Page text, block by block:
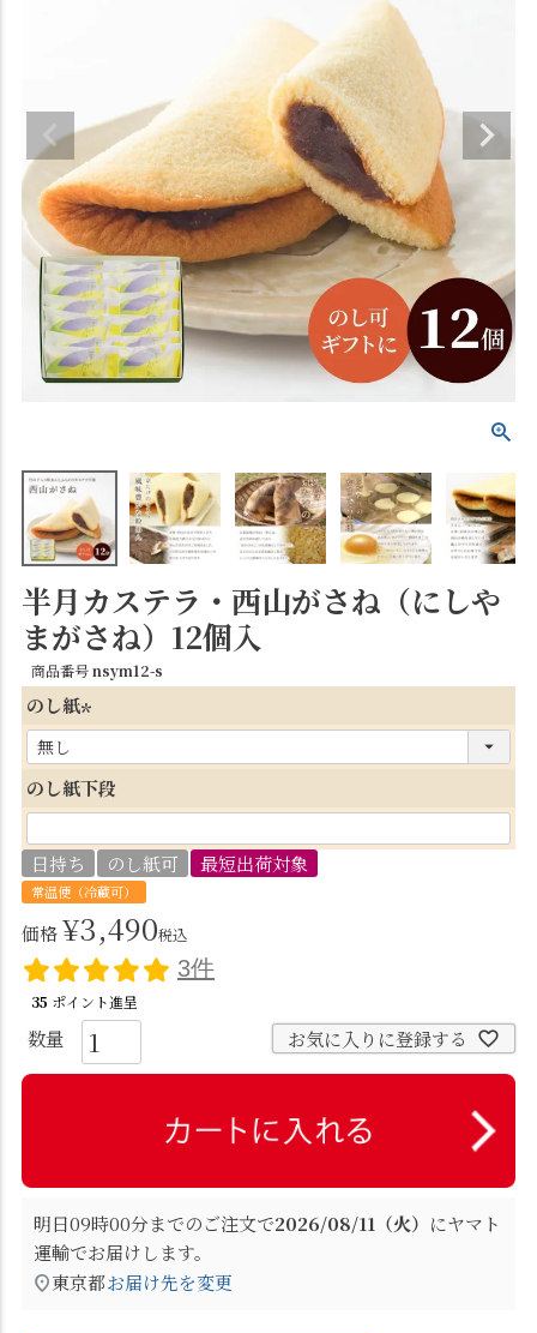
半月カステラ・西山がさね（にしや
まがさね）12個入
商品番号nsym12-s
のし紙
必
須
のし紙下段
日持ち のし紙可 最短出荷対象
常温便（冷蔵可）
価格¥3,490税込
3件
35 ポイント進呈
お気に入りに登録する
明日09時00分までのご注文で2026/08/11（火） にヤマト
運輸でお届けします。
東京都お届け先を変更